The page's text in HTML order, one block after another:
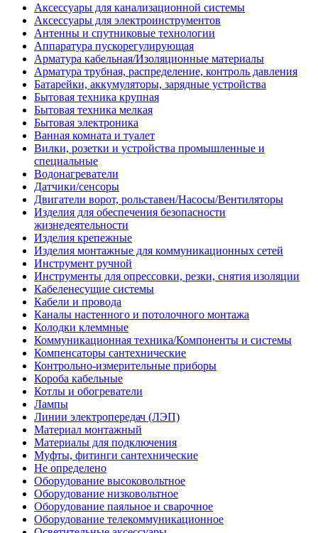
Аксессуары для канализационной системы
Аксессуары для электроинструментов
Антенны и спутниковые технологии
Аппаратура пускорегулирующая
Арматура кабельная/Изоляционные материалы
Арматура трубная, распределение, контроль давления
Батарейки, аккумуляторы, зарядные устройства
Бытовая техника крупная
Бытовая техника мелкая
Бытовая электроника
Ванная комната и туалет
Вилки, розетки и устройства промышленные и
специальные
Водонагреватели
Датчики/сенсоры
Двигатели ворот, рольставен/Насосы/Вентиляторы
Изделия для обеспечения безопасности
жизнедеятельности
Изделия крепежные
Изделия монтажные для коммуникационных сетей
Инструмент ручной
Инструменты для опрессовки, резки, снятия изоляции
Кабеленесущие системы
Кабели и провода
Каналы настенного и потолочного монтажа
Колодки клеммные
Коммуникационная техника/Компоненты и системы
Компенсаторы сантехнические
Контрольно-измерительные приборы
Короба кабельные
Котлы и обогреватели
Лампы
Линии электропередач (ЛЭП)
Материал монтажный
Материалы для подключения
Муфты, фитинги сантехнические
Не определено
Оборудование высоковольтное
Оборудование низковольтное
Оборудование паяльное и сварочное
Оборудование телекоммуникационное